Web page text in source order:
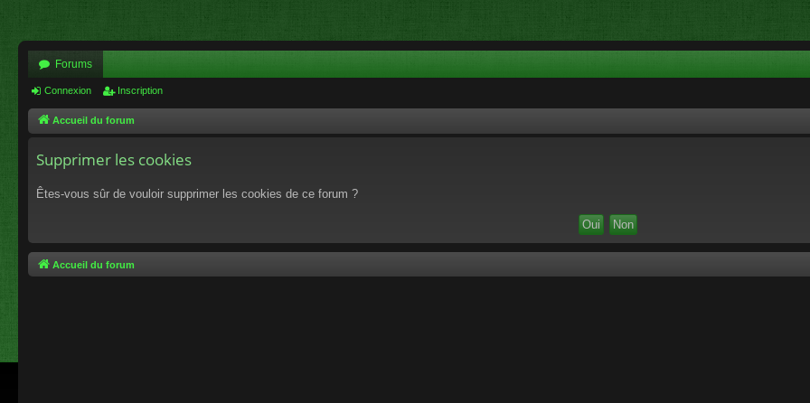
Forums
Connexion Inscription
Accueil du forum
Supprimer les cookies
Êtes-vous sûr de vouloir supprimer les cookies de ce forum ?
Accueil du forum